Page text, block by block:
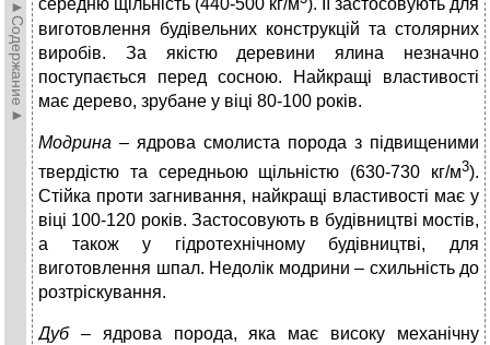
►Содержание►
середню щільність (440-500 кг/м ). Її застосовують для
виготовлення будівельних конструкцій та столярних
виробів. За якістю деревини ялина незначно
поступається перед сосною. Найкращі властивості
має дерево, зрубане у віці 80-100 років.
Модрина – ядрова смолиста порода з підвищеними
твердістю та середньою щільністю (630-730 кг/м3).
Стійка проти загнивання, найкращі властивості має у
віці 100-120 років. Застосовують в будівництві мостів,
а також у гідротехнічному будівництві, для
виготовлення шпал. Недолік модрини – схильність до
розтріскування.
Дуб – ядрова порода, яка має високу механічну